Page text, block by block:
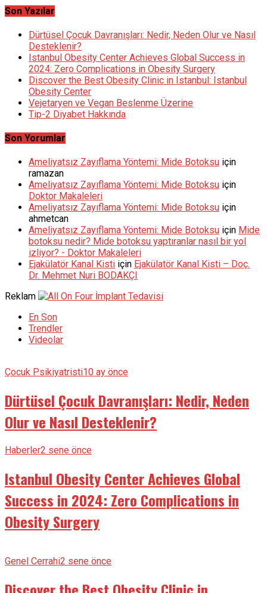
Son Yazılar
Dürtüsel Çocuk Davranışları: Nedir, Neden Olur ve Nasıl
Desteklenir?
Istanbul Obesity Center Achieves Global Success in
2024: Zero Complications in Obesity Surgery
Discover the Best Obesity Clinic in Istanbul: Istanbul
Obesity Center
Vejetaryen ve Vegan Beslenme Üzerine
Tip-2 Diyabet Hakkında
Son Yorumlar
Ameliyatsız Zayıflama Yöntemi: Mide Botoksu için
ramazan
Ameliyatsız Zayıflama Yöntemi: Mide Botoksu için
Doktor Makaleleri
Ameliyatsız Zayıflama Yöntemi: Mide Botoksu için
ahmetcan
Ameliyatsız Zayıflama Yöntemi: Mide Botoksu için Mide
botoksu nedir? Mide botoksu yaptıranlar nasıl bir yol
izliyor? - Doktor Makaleleri
Ejakülatör Kanal Kisti için Ejakülatör Kanal Kisti – Doç.
Dr. Mehmet Nuri BODAKÇI
Reklam
En Son
Trendler
Videolar
Çocuk Psikiyatristi10 ay önce
Dürtüsel Çocuk Davranışları: Nedir, Neden
Olur ve Nasıl Desteklenir?
Haberler2 sene önce
Istanbul Obesity Center Achieves Global
Success in 2024: Zero Complications in
Obesity Surgery
Genel Cerrahi2 sene önce